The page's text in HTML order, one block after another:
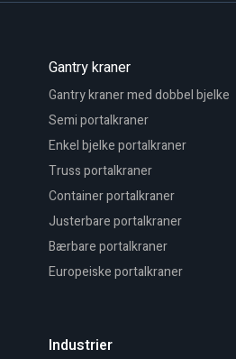
Gantry kraner
Gantry kraner med dobbel bjelke
Semi portalkraner
Enkel bjelke portalkraner
Truss portalkraner
Container portalkraner
Justerbare portalkraner
Bærbare portalkraner
Europeiske portalkraner
Industrier